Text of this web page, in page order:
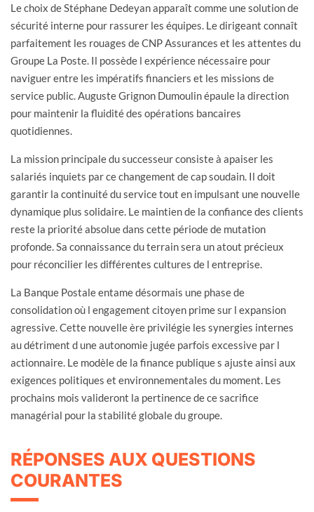
Le choix de Stéphane Dedeyan apparaît comme une solution de
sécurité interne pour rassurer les équipes. Le dirigeant connaît
parfaitement les rouages de CNP Assurances et les attentes du
Groupe La Poste. Il possède l expérience nécessaire pour
naviguer entre les impératifs financiers et les missions de
service public. Auguste Grignon Dumoulin épaule la direction
pour maintenir la fluidité des opérations bancaires
quotidiennes.
La mission principale du successeur consiste à apaiser les
salariés inquiets par ce changement de cap soudain. Il doit
garantir la continuité du service tout en impulsant une nouvelle
dynamique plus solidaire. Le maintien de la confiance des clients
reste la priorité absolue dans cette période de mutation
profonde. Sa connaissance du terrain sera un atout précieux
pour réconcilier les différentes cultures de l entreprise.
La Banque Postale entame désormais une phase de
consolidation où l engagement citoyen prime sur l expansion
agressive. Cette nouvelle ère privilégie les synergies internes
au détriment d une autonomie jugée parfois excessive par l
actionnaire. Le modèle de la finance publique s ajuste ainsi aux
exigences politiques et environnementales du moment. Les
prochains mois valideront la pertinence de ce sacrifice
managérial pour la stabilité globale du groupe.
RÉPONSES AUX QUESTIONS
COURANTES